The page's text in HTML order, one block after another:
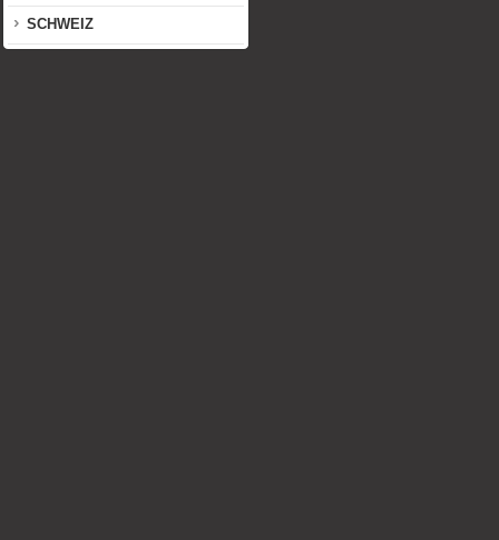
SCHWEIZ